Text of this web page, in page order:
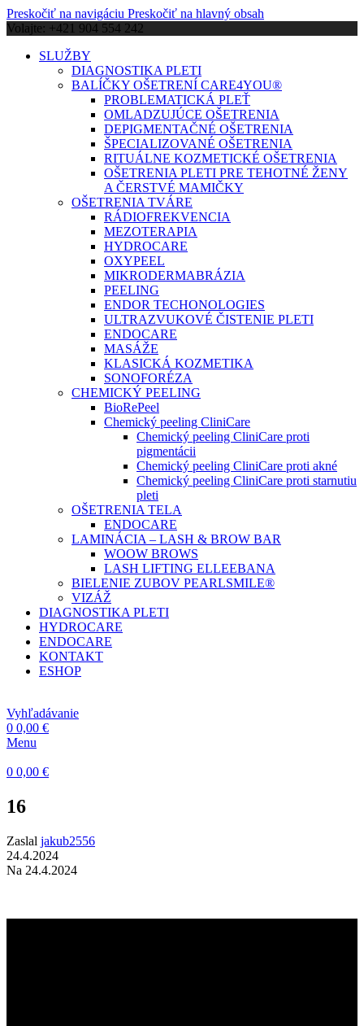
Preskočiť na navigáciu Preskočiť na hlavný obsah
Volajte: +421 904 554 242
SLUŽBY
DIAGNOSTIKA PLETI
BALÍČKY OŠETRENÍ CARE4YOU®
PROBLEMATICKÁ PLEŤ
OMLADZUJÚCE OŠETRENIA
DEPIGMENTAČNÉ OŠETRENIA
ŠPECIALIZOVANÉ OŠETRENIA
RITUÁLNE KOZMETICKÉ OŠETRENIA
OŠETRENIA PLETI PRE TEHOTNÉ ŽENY
A ČERSTVÉ MAMIČKY
OŠETRENIA TVÁRE
RÁDIOFREKVENCIA
MEZOTERAPIA
HYDROCARE
OXYPEEL
MIKRODERMABRÁZIA
PEELING
ENDOR TECHONOLOGIES
ULTRAZVUKOVÉ ČISTENIE PLETI
ENDOCARE
MASÁŽE
KLASICKÁ KOZMETIKA
SONOFORÉZA
CHEMICKÝ PEELING
BioRePeel
Chemický peeling CliniCare
Chemický peeling CliniCare proti
pigmentácii
Chemický peeling CliniCare proti akné
Chemický peeling CliniCare proti starnutiu
pleti
OŠETRENIA TELA
ENDOCARE
LAMINÁCIA – LASH & BROW BAR
WOOW BROWS
LASH LIFTING ELLEEBANA
BIELENIE ZUBOV PEARLSMILE®
VIZÁŽ
DIAGNOSTIKA PLETI
HYDROCARE
ENDOCARE
KONTAKT
ESHOP
Vyhľadávanie
0 0,00 €
Menu
0 0,00 €
16
Zaslal jakub2556
24.4.2024
Na 24.4.2024